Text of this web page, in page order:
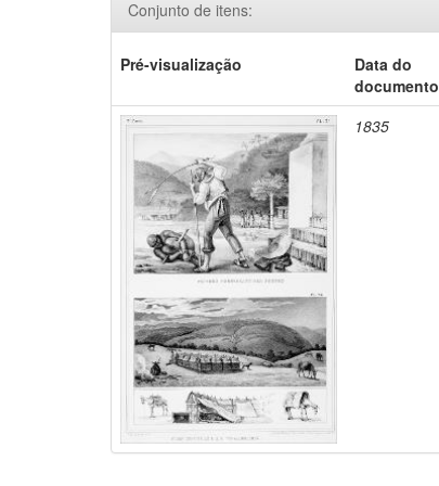
Conjunto de itens:
Pré-visualização
Data do
documento
1835